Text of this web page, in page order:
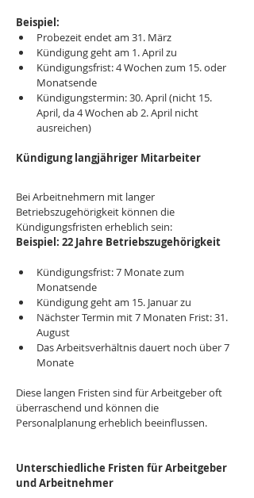
Beispiel:
Probezeit endet am 31. März
Kündigung geht am 1. April zu
Kündigungsfrist: 4 Wochen zum 15. oder
Monatsende
Kündigungstermin: 30. April (nicht 15.
April, da 4 Wochen ab 2. April nicht
ausreichen)
Kündigung langjähriger Mitarbeiter
Bei Arbeitnehmern mit langer
Betriebszugehörigkeit können die
Kündigungsfristen erheblich sein:
Beispiel: 22 Jahre Betriebszugehörigkeit
Kündigungsfrist: 7 Monate zum
Monatsende
Kündigung geht am 15. Januar zu
Nächster Termin mit 7 Monaten Frist: 31.
August
Das Arbeitsverhältnis dauert noch über 7
Monate
Diese langen Fristen sind für Arbeitgeber oft
überraschend und können die
Personalplanung erheblich beeinflussen.
Unterschiedliche Fristen für Arbeitgeber
und Arbeitnehmer